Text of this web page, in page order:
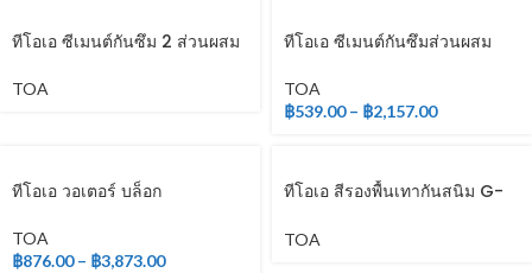
ทีโอเอ ซีเมนต์กันซึม 2 ส่วนผสม
TOA
ทีโอเอ ซีเมนต์กันซึมส่วนผสม
TOA
฿539.00 – ฿2,157.00
ทีโอเอ วอเตอร์ บล็อก
TOA
฿876.00 – ฿3,873.00
ทีโอเอ สีรองพื้นเทากันสนิม G-
TOA